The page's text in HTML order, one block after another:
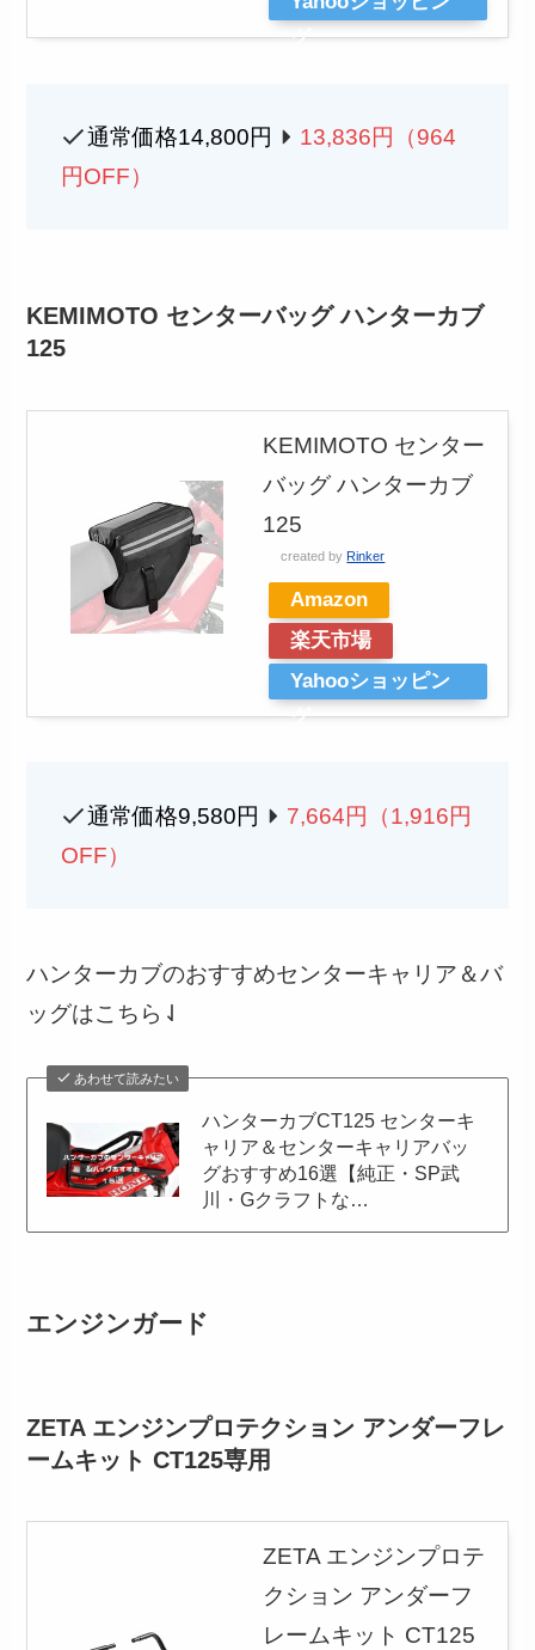
グ
通常価格14,800円
13,836円（964
円OFF）
KEMIMOTO センターバッグ ハンターカブ
125
KEMIMOTO センター
バッグ ハンターカブ
125
created by Rinker
Amazon
楽天市場
Yahooショッピン
グ
通常価格9,580円 7,664円（1,916円
OFF）
ハンターカブのおすすめセンターキャリア＆バ
ッグはこちら⇃
あわせて読みたい
ハンターカブCT125 センターキ
ャリア＆センターキャリアバッ
グおすすめ16選【純正・SP武
川・Gクラフトな…
エンジンガード
ZETA エンジンプロテクション アンダーフレ
ームキット CT125専用
ZETA エンジンプロテ
クション アンダーフ
レームキット CT125